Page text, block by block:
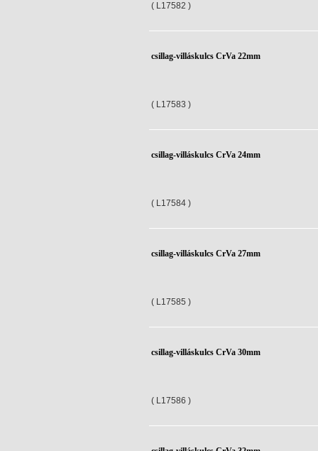
( L17582 )
csillag-villáskulcs CrVa 22mm
( L17583 )
csillag-villáskulcs CrVa 24mm
( L17584 )
csillag-villáskulcs CrVa 27mm
( L17585 )
csillag-villáskulcs CrVa 30mm
( L17586 )